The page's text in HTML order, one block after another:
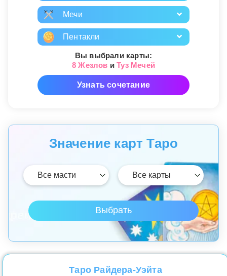
Мечи
Пентакли
Вы выбрали карты:
8 Жезлов иТуз Мечей
Узнать сочетание
Значение карт Таро
Таро Райдера-Уэйта